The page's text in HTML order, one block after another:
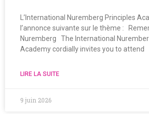
L’International Nuremberg Principles
l’annonce suivante sur le thème :
Nuremberg The International
Academy cordially invites you to attend
LIRE LA SUITE
9 juin 2026